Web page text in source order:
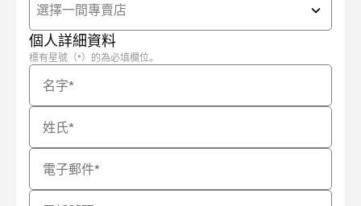
選擇一間專賣店
個人詳細資料
標有星號（*）的為必填欄位。
名字*
姓氏*
電子郵件*